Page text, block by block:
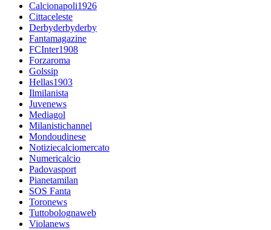
Calcionapoli1926
Cittaceleste
Derbyderbyderby
Fantamagazine
FCInter1908
Forzaroma
Golssip
Hellas1903
Ilmilanista
Juvenews
Mediagol
Milanistichannel
Mondoudinese
Notiziecalciomercato
Numericalcio
Padovasport
Pianetamilan
SOS Fanta
Toronews
Tuttobolognaweb
Violanews